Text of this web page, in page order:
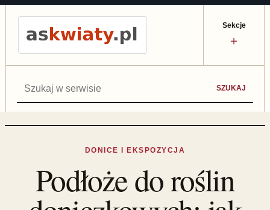
SZUKAJ
Sekcje
＋
DONICE I EKSPOZYCJA
Podłoże do roślin